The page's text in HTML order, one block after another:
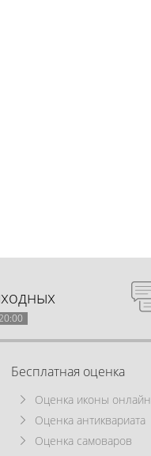
Бесплатная оценка
Оценка иконы онлайн
Оценка антиквариата
Оценка самоваров